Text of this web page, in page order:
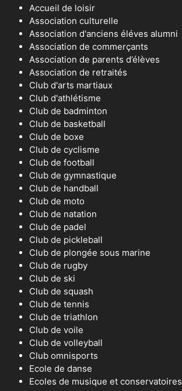
Accueil de loisir
Association culturelle
Association d'anciens éléves alumni
Association de commerçants
Association de parents d’élèves
Association de retraités
Club d'arts martiaux
Club d'athlétisme
Club de badminton
Club de basketball
Club de boxe
Club de cyclisme
Club de football
Club de gymnastique
Club de handball
Club de moto
Club de natation
Club de padel
Club de pickleball
Club de plongée sous marine
Club de rugby
Club de ski
Club de squash
Club de tennis
Club de triathlon
Club de voile
Club de volleyball
Club omnisports
Ecole de danse
Ecoles de musique et conservatoires